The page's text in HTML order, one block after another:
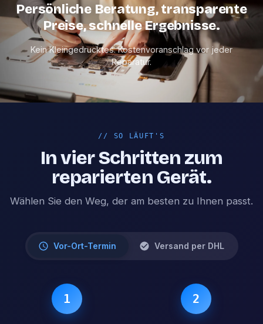
Persönliche Beratung, transparente
Preise, schnelle Ergebnisse.
Kein Kleingedrucktes. Kostenvoranschlag vor jeder
Reparatur.
// SO LÄUFT'S
In vier Schritten zum
reparierten Gerät.
Wählen Sie den Weg, der am besten zu Ihnen passt.
Vor-Ort-Termin Versand per DHL
1 2